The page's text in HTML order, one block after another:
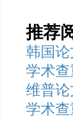
推荐
韩国
学术
维普
学术